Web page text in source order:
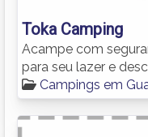
Toka Camping
Acampe com
para seu lazer e
Campings em